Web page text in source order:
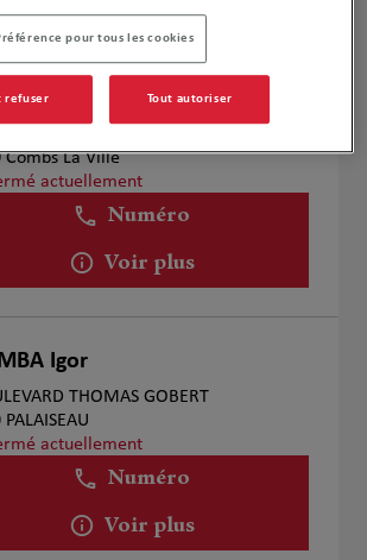
Laurent Guillet
Combs La Ville
actuellement
Numéro
Voir plus
Igor
THOMAS GOBERT
actuellement
Numéro
Voir plus
pour tous les cookies
refuser Tout autoriser